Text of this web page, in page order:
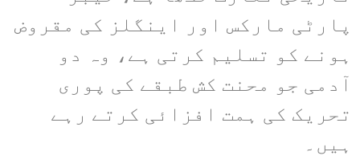
پارٹی مارکس اور اینگلز کی مقروض
ہونے کو تسلیم کرتی ہے، وہ دو
آدمی جو محنت کش طبقے کی پوری
تحریک کی ہمت افزائی کرتے رہے
ہیں۔